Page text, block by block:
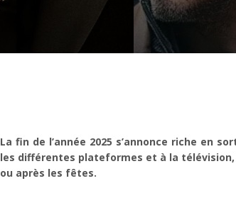
La fin de l’année 2025 s’annonce riche en
les différentes plateformes et à la
ou après les fêtes.